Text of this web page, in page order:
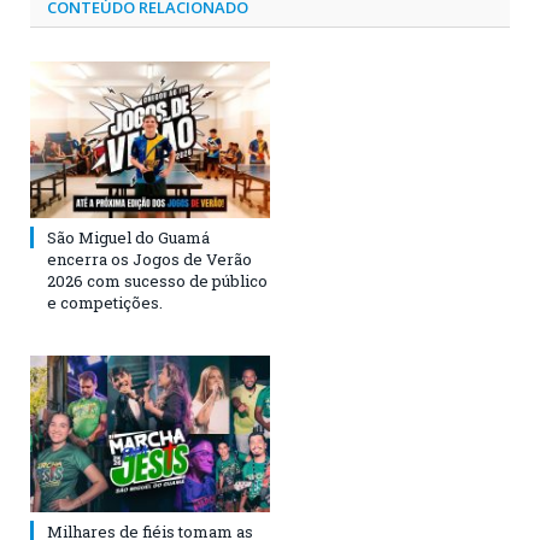
CONTEÚDO RELACIONADO
São Miguel do Guamá
encerra os Jogos de Verão
2026 com sucesso de público
e competições.
Milhares de fiéis tomam as